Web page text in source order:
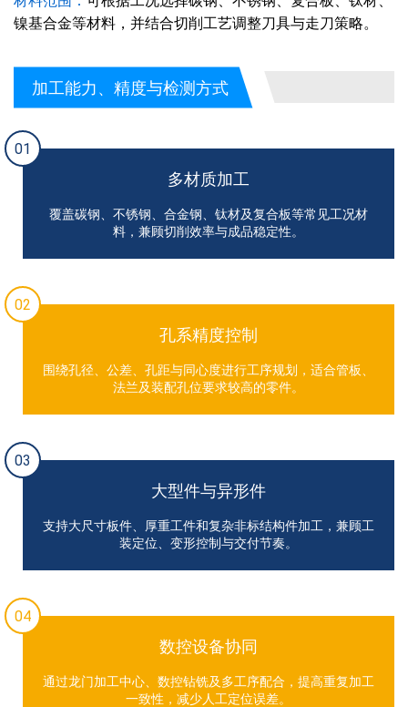
镍基合金等材料，并结合切削工艺调整刀具与走刀策略。
加工能力、精度与检测方式
01
多材质加工
覆盖碳钢、不锈钢、合金钢、钛材及复合板等常见工况材
料，兼顾切削效率与成品稳定性。
02
孔系精度控制
围绕孔径、公差、孔距与同心度进行工序规划，适合管板、
法兰及装配孔位要求较高的零件。
03
大型件与异形件
支持大尺寸板件、厚重工件和复杂非标结构件加工，兼顾工
装定位、变形控制与交付节奏。
04
数控设备协同
通过龙门加工中心、数控钻铣及多工序配合，提高重复加工
一致性，减少人工定位误差。